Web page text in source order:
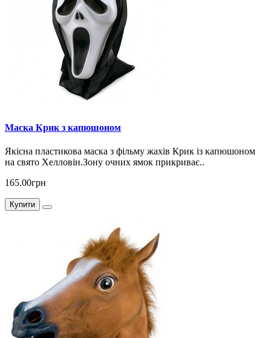
Маска Крик з капюшоном
Якісна пластикова маска з фільму жахів Крик із капюшоном
на свято Хелловін.Зону очних ямок прикриває..
165.00грн
Купити